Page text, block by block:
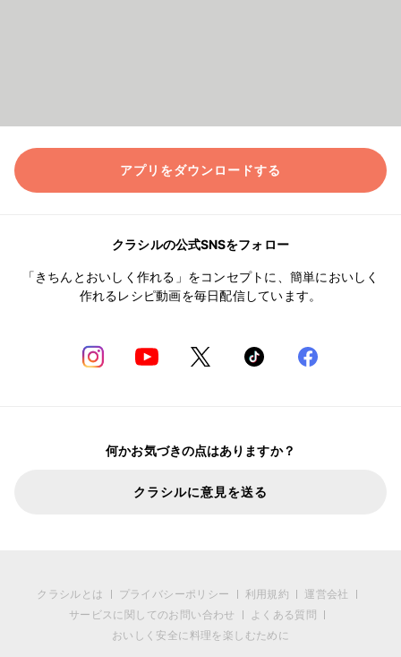
アプリをダウンロードする
クラシルの公式SNSをフォロー
「きちんとおいしく作れる」をコンセプトに、簡単においしく
作れるレシピ動画を毎日配信しています。
何かお気づきの点はありますか？
クラシルに意見を送る
クラシルとは プライバシーポリシー 利用規約
運営会社
サービスに関してのお問い合わせ
よくある質問
おいしく安全に料理を楽しむために